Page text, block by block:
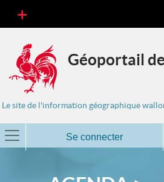
Géoportail
Le site de l'information géographique
Se connecter